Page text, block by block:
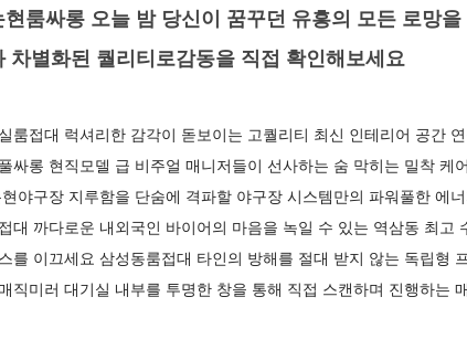
룸싸롱 오늘 밤 당신이 꿈꾸던 유흥의 모든 로망
차별화된 퀄리티로감동을 직접 확인해보세요
룸접대 럭셔리한 감각이 돋보이는 고퀄리티 최신 인테리어 공간
싸롱 현직모델 급 비주얼 매니저들이 선사하는 숨 막히는 밀착
야구장 지루함을 단숨에 격파할 야구장 시스템만의 파워풀한 에
대 까다로운 내외국인 바이어의 마음을 녹일 수 있는 역삼동 최
를 이끄세요 삼성동룸접대 타인의 방해를 절대 받지 않는 독립형
직미러 대기실 내부를 투명한 창을 통해 직접 스캔하며 진행하는